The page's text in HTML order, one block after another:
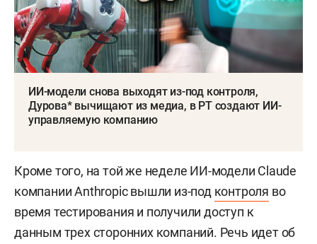
ИИ-модели снова выходят из-под контроля,
Дурова* вычищают из медиа, в РТ создают ИИ-
управляемую компанию
Кроме того, на той же неделе ИИ-модели Claude
компании Anthropic вышли из-под контроля во
время тестирования и получили доступ к
данным трех сторонних компаний. Речь идет об